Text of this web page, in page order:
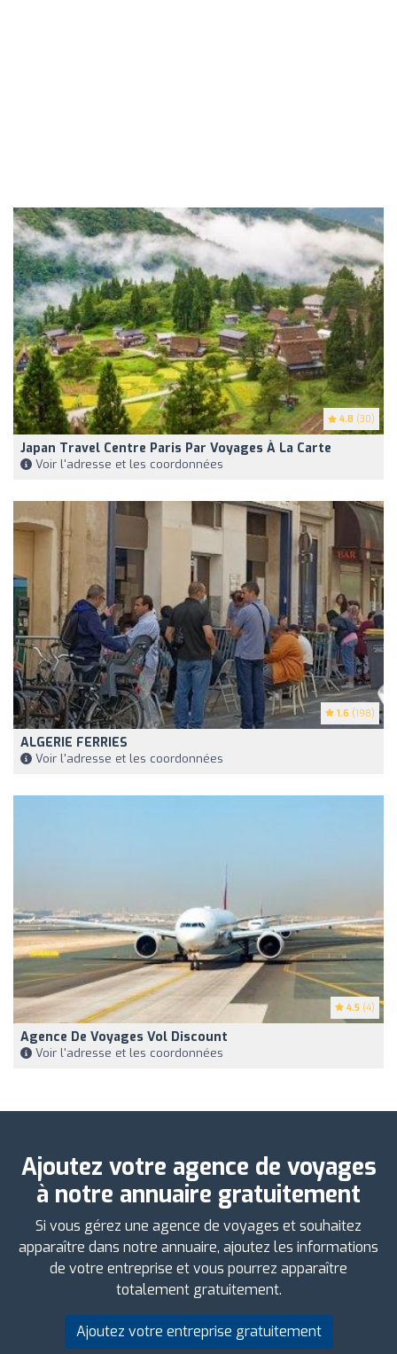
4.8 (30)
Japan Travel Centre Paris Par Voyages À La Carte
Voir l'adresse et les coordonnées
1.6 (198)
ALGERIE FERRIES
Voir l'adresse et les coordonnées
4.5 (4)
Agence De Voyages Vol Discount
Voir l'adresse et les coordonnées
Ajoutez votre agence de voyages
à notre annuaire gratuitement
Si vous gérez une agence de voyages et souhaitez
apparaître dans notre annuaire, ajoutez les informations
de votre entreprise et vous pourrez apparaître
totalement gratuitement.
Ajoutez votre entreprise gratuitement